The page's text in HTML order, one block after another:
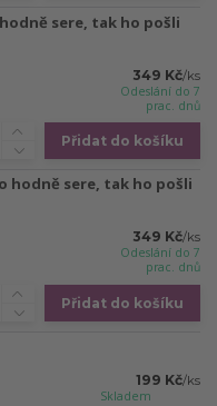
sere, tak ho pošli
349 Kč/ks
Odeslání do 7
prac. dnů
Přidat do košíku
hodně sere, tak ho pošli
349 Kč/ks
Odeslání do 7
prac. dnů
Přidat do košíku
199 Kč/ks
Skladem